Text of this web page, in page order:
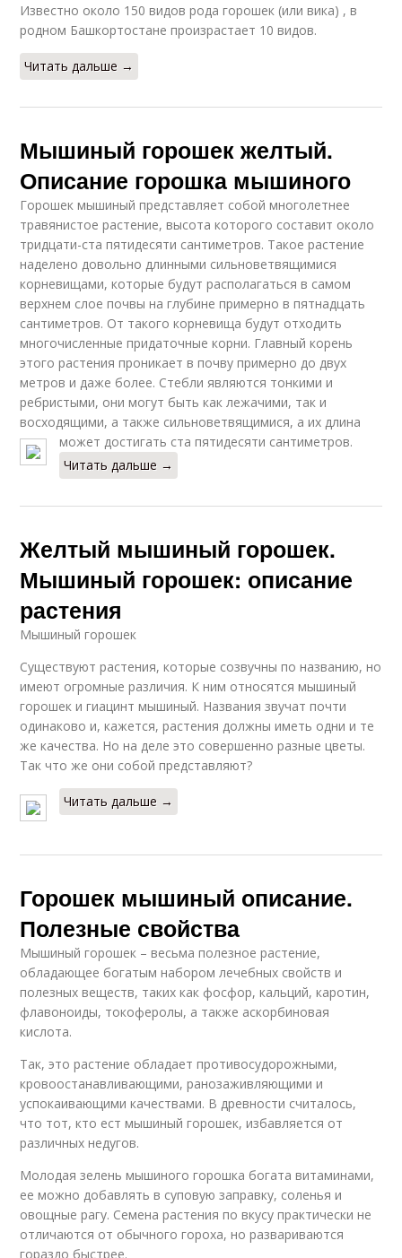
Известно около 150 видов рода горошек (или вика) , в
родном Башкортостане произрастает 10 видов.
Читать дальше →
Мышиный горошек желтый.
Описание горошка мышиного
Горошек мышиный представляет собой многолетнее
травянистое растение, высота которого составит около
тридцати-ста пятидесяти сантиметров. Такое растение
наделено довольно длинными сильноветвящимися
корневищами, которые будут располагаться в самом
верхнем слое почвы на глубине примерно в пятнадцать
сантиметров. От такого корневища будут отходить
многочисленные придаточные корни. Главный корень
этого растения проникает в почву примерно до двух
метров и даже более. Стебли являются тонкими и
ребристыми, они могут быть как лежачими, так и
восходящими, а также сильноветвящимися, а их длина
может достигать ста пятидесяти сантиметров.
Читать дальше →
Желтый мышиный горошек.
Мышиный горошек: описание
растения
Мышиный горошек
Существуют растения, которые созвучны по названию, но
имеют огромные различия. К ним относятся мышиный
горошек и гиацинт мышиный. Названия звучат почти
одинаково и, кажется, растения должны иметь одни и те
же качества. Но на деле это совершенно разные цветы.
Так что же они собой представляют?
Читать дальше →
Горошек мышиный описание.
Полезные свойства
Мышиный горошек – весьма полезное растение,
обладающее богатым набором лечебных свойств и
полезных веществ, таких как фосфор, кальций, каротин,
флавоноиды, токоферолы, а также аскорбиновая
кислота.
Так, это растение обладает противосудорожными,
кровоостанавливающими, ранозаживляющими и
успокаивающими качествами. В древности считалось,
что тот, кто ест мышиный горошек, избавляется от
различных недугов.
Молодая зелень мышиного горошка богата витаминами,
ее можно добавлять в суповую заправку, соленья и
овощные рагу. Семена растения по вкусу практически не
отличаются от обычного гороха, но развариваются
гораздо быстрее.